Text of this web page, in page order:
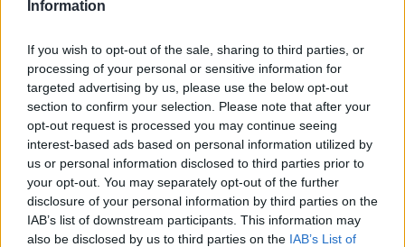
Information
If you wish to opt-out of the sale, sharing to third parties, or
processing of your personal or sensitive information for
targeted advertising by us, please use the below opt-out
section to confirm your selection. Please note that after your
opt-out request is processed you may continue seeing
interest-based ads based on personal information utilized by
us or personal information disclosed to third parties prior to
your opt-out. You may separately opt-out of the further
disclosure of your personal information by third parties on the
IAB’s list of downstream participants. This information may
also be disclosed by us to third parties on the IAB’s List of
Nőileg
Sándor Ella: Na, indíts, s
menjünk!